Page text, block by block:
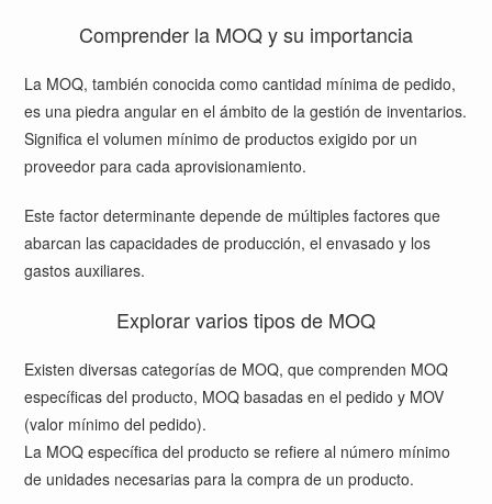
Comprender la MOQ y su importancia
La MOQ, también conocida como cantidad mínima de pedido,
es una piedra angular en el ámbito de la gestión de inventarios.
Significa el volumen mínimo de productos exigido por un
proveedor para cada aprovisionamiento.
Este factor determinante depende de múltiples factores que
abarcan las capacidades de producción, el envasado y los
gastos auxiliares.
Explorar varios tipos de MOQ
Existen diversas categorías de MOQ, que comprenden MOQ
específicas del producto, MOQ basadas en el pedido y MOV
(valor mínimo del pedido).
La MOQ específica del producto se refiere al número mínimo
de unidades necesarias para la compra de un producto.